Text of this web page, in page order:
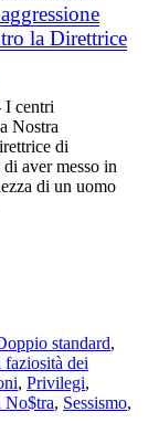
la Direttrice
I centri
Nostra
di
di aver messo in
di un uomo
standard,
faziosità dei
,Privilegi,
No$tra, Sessismo,